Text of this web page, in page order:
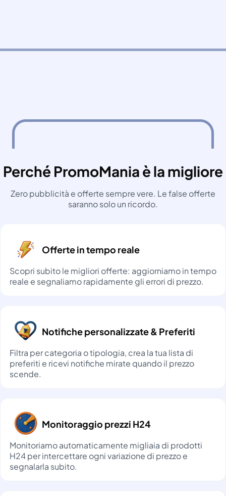
Perché PromoMania è la migliore
Zero pubblicità e offerte sempre vere. Le false offerte
saranno solo un ricordo.
Offerte in tempo reale
Scopri subito le migliori offerte: aggiorniamo in tempo
reale e segnaliamo rapidamente gli errori di prezzo.
Notifiche personalizzate & Preferiti
Filtra per categoria o tipologia, crea la tua lista di
preferiti e ricevi notifiche mirate quando il prezzo
scende.
Monitoraggio prezzi H24
Monitoriamo automaticamente migliaia di prodotti
H24 per intercettare ogni variazione di prezzo e
segnalarla subito.